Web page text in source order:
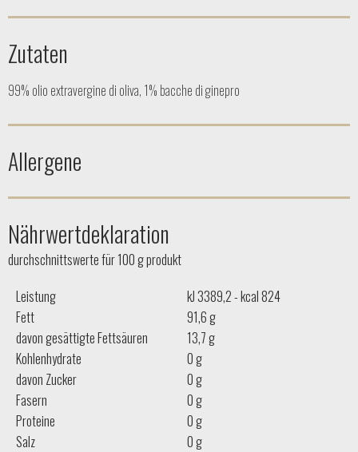
Zutaten
99% olio extravergine di oliva, 1% bacche di ginepro
Allergene
Nährwertdeklaration
durchschnittswerte für 100 g produkt
Leistung
kJ 3389,2 - kcal 824
Fett
91,6 g
davon gesättigte Fettsäuren
13,7 g
Kohlenhydrate
0 g
davon Zucker
0 g
Fasern
0 g
Proteine
0 g
Salz
0 g